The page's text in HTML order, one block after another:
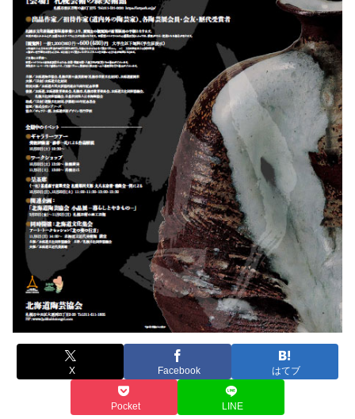
X Facebook はてブ
Pocket LINE